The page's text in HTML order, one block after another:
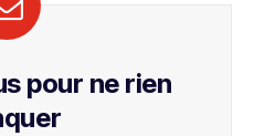
pour ne rien